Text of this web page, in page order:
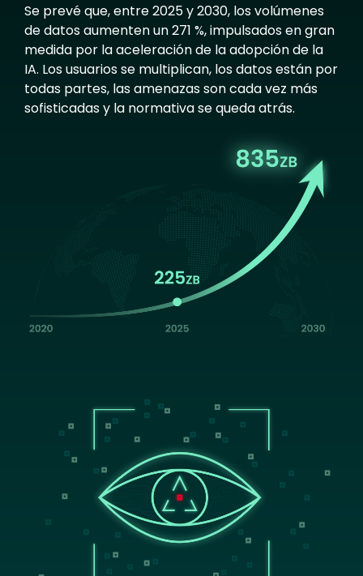
Se prevé que, entre 2025 y 2030, los volúmenes
de datos aumenten un 271 %, impulsados en gran
medida por la aceleración de la adopción de la
IA. Los usuarios se multiplican, los datos están por
todas partes, las amenazas son cada vez más
sofisticadas y la normativa se queda atrás.